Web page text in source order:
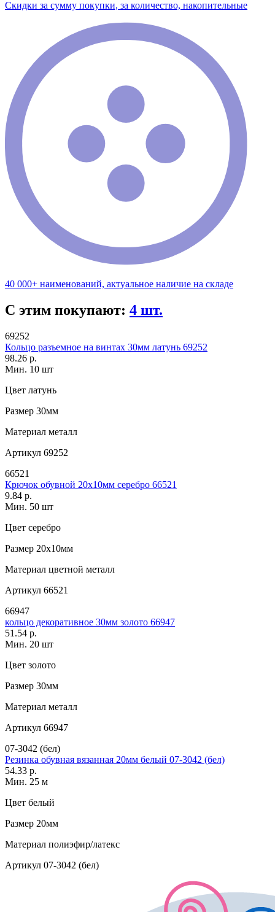
Скидки за сумму покупки, за количество, накопительные
40 000+ наименований, актуальное наличие на складе
С этим покупают: 4 шт.
69252
Кольцо разъемное на винтах 30мм латунь 69252
98.26 р.
Мин. 10 шт
Цвет латунь
Размер 30мм
Материал металл
Артикул 69252
66521
Крючок обувной 20х10мм серебро 66521
9.84 р.
Мин. 50 шт
Цвет серебро
Размер 20х10мм
Материал цветной металл
Артикул 66521
66947
кольцо декоративное 30мм золото 66947
51.54 р.
Мин. 20 шт
Цвет золото
Размер 30мм
Материал металл
Артикул 66947
07-3042 (бел)
Резинка обувная вязанная 20мм белый 07-3042 (бел)
54.33 р.
Мин. 25 м
Цвет белый
Размер 20мм
Материал полиэфир/латекс
Артикул 07-3042 (бел)